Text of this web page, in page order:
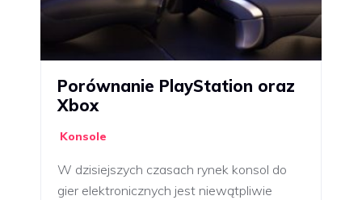
Porównanie PlayStation oraz
Xbox
Konsole
W dzisiejszych czasach rynek konsol do
gier elektronicznych jest niewątpliwie